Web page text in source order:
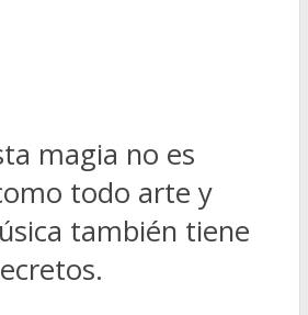
magia no es
todo arte y
también tiene